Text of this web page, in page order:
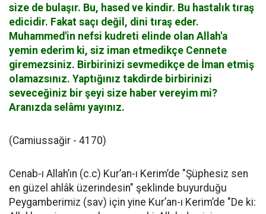
size de bulaşır. Bu, hased ve kindir. Bu hastalık tıraş
edicidir. Fakat saçı değil, dini tıraş eder.
Muhammed'in nefsi kudreti elinde olan Allah'a
yemin ederim ki, siz iman etmedikçe Cennete
giremezsiniz. Birbirinizi sevmedikçe de İman etmiş
olamazsınız. Yaptığınız takdirde birbirinizi
seveceğiniz bir şeyi size haber vereyim mi?
Aranızda selâmı yayınız.
(Camiussağir - 4170)
Cenab-ı Allah’ın (c.c) Kur’an-ı Kerim’de "Şüphesiz sen
en güzel ahlâk üzerindesin" şeklinde buyurduğu
Peygamberimiz (sav) için yine Kur’an-ı Kerim’de "De ki: